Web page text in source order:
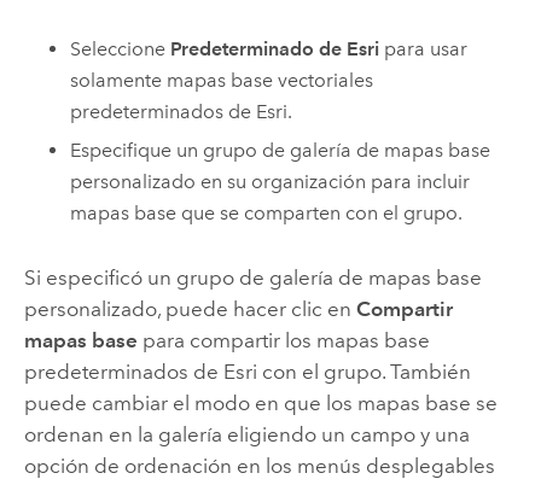
Seleccione Predeterminado de Esri para usar
solamente mapas base vectoriales
predeterminados de Esri.
Especifique un grupo de galería de mapas base
personalizado en su organización para incluir
mapas base que se comparten con el grupo.
Si especificó un grupo de galería de mapas base
personalizado, puede hacer clic en Compartir
mapas base para compartir los mapas base
predeterminados de Esri con el grupo.También
puede cambiar el modo en que los mapas base se
ordenan en la galería eligiendo un campo y una
opción de ordenación en los menús desplegables